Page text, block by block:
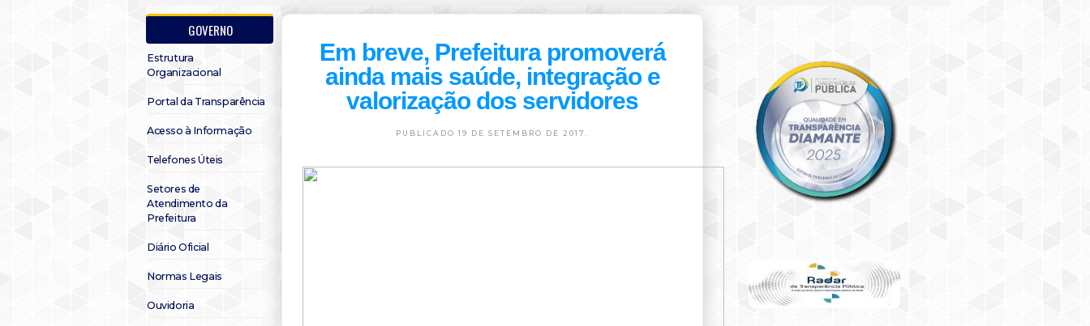
GOVERNO
Estrutura
Organizacional
Portal da Transparência
Acesso à Informação
Telefones Úteis
Setores de
Atendimento da
Prefeitura
Diário Oficial
Normas Legais
Ouvidoria
Em breve, Prefeitura promoverá
ainda mais saúde, integração e
valorização dos servidores
PUBLICADO 19 DE SETEMBRO DE 2017.